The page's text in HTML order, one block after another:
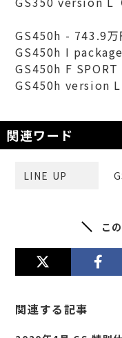
GS450h - 743.9万
GS450h I
GS450h F
GS450h version
関連ワード
LINE UP
こ
関連する記事